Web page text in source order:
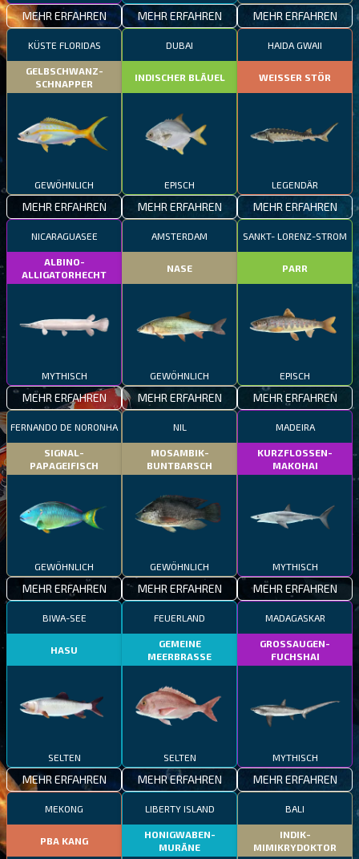
MEHR ERFAHREN MEHR ERFAHREN MEHR ERFAHREN
KÜSTE FLORIDAS
GELBSCHWANZ-
SCHNAPPER
GEWÖHNLICH
MEHR ERFAHREN
DUBAI
INDISCHER BLÄUEL
EPISCH
MEHR ERFAHREN
HAIDA GWAII
WEISSER STÖR
LEGENDÄR
MEHR ERFAHREN
NICARAGUASEE
ALBINO-
ALLIGATORHECHT
MYTHISCH
MEHR ERFAHREN
AMSTERDAM
NASE
GEWÖHNLICH
MEHR ERFAHREN
SANKT- LORENZ-STROM
PARR
EPISCH
MEHR ERFAHREN
FERNANDO DE NORONHA
SIGNAL-
PAPAGEIFISCH
GEWÖHNLICH
MEHR ERFAHREN
NIL
MOSAMBIK-
BUNTBARSCH
GEWÖHNLICH
MEHR ERFAHREN
MADEIRA
KURZFLOSSEN-
MAKOHAI
MYTHISCH
MEHR ERFAHREN
BIWA-SEE
HASU
SELTEN
MEHR ERFAHREN
FEUERLAND
GEMEINE
MEERBRASSE
SELTEN
MEHR ERFAHREN
MADAGASKAR
GROSSAUGEN-
FUCHSHAI
MYTHISCH
MEHR ERFAHREN
MEKONG
PBA KANG
LIBERTY ISLAND
HONIGWABEN-
MURÄNE
BALI
INDIK-
MIMIKRYDOKTOR